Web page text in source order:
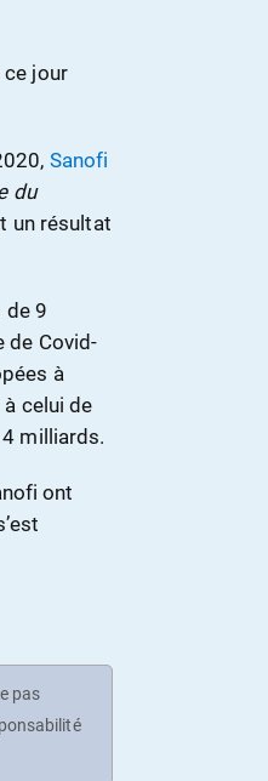
ce jour
Sanofi
du
un résultat
de 9
de Covid-
à
à celui de
milliards.
ont
pas